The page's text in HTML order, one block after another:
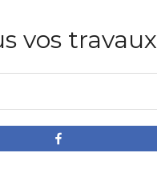
vos travaux